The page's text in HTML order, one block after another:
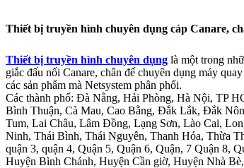
Thiết bị truyền hình chuyên dụng cáp Canare,
Thiết bị truyền hình chuyên dụng là một trong
giắc đấu nối Canare, chân đế chuyên dụng máy
các sản phẩm mà Netsystem phân phối.
Các thành phố: Đà Nẵng, Hải Phòng, Hà Nội, TP
Bình Thuận, Cà Mau, Cao Bằng, Đắk Lắk, Đắk
Tum, Lai Châu, Lâm Đồng, Lạng Sơn, Lào Cai,
Ninh, Thái Bình, Thái Nguyên, Thanh Hóa, Thừa
quận 3, quận 4, Quận 5, Quận 6, Quận, 7 Quận 8,
Huyện Bình Chánh, Huyện Cần giờ, Huyện Nhà